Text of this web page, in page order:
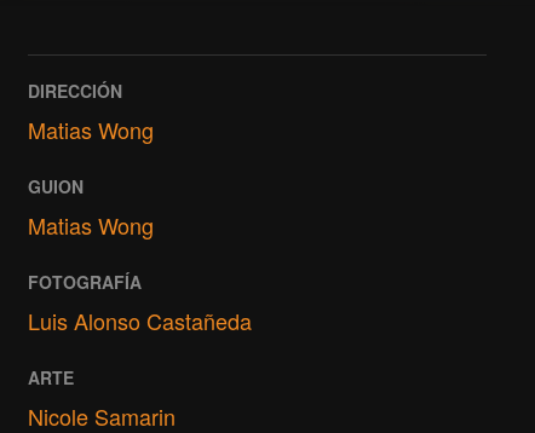
DIRECCIÓN
Matias Wong
GUION
Matias Wong
FOTOGRAFÍA
Luis Alonso Castañeda
ARTE
Nicole Samarin